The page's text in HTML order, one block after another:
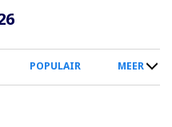
POPULAIR MEER